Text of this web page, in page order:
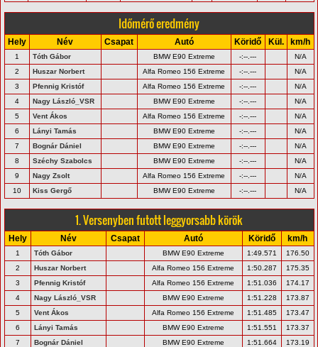
Időmérő eredmény
Hely Név Csapat Autó Köridő Kül. km/h
1 Tóth Gábor BMW E90 Extreme -:--.---
N/A
2
Huszar Norbert Alfa Romeo 156 Extreme -:--.---
N/A
3
Pfennig Kristóf Alfa Romeo 156 Extreme -:--.---
N/A
4
Nagy László_VSR BMW E90 Extreme -:--.---
N/A
5
Vent Ákos Alfa Romeo 156 Extreme -:--.---
N/A
6
Lányi Tamás BMW E90 Extreme -:--.---
N/A
7
Bognár Dániel BMW E90 Extreme -:--.---
N/A
8
Széchy Szabolcs BMW E90 Extreme -:--.---
N/A
9
Nagy Zsolt Alfa Romeo 156 Extreme -:--.---
N/A
10
Kiss Gergő BMW E90 Extreme -:--.--- N/A
1. Versenyben futott leggyorsabb körök
Hely Név Csapat Autó Köridő km/h
1 Tóth Gábor BMW E90 Extreme 1:49.571
176.50
2
Huszar Norbert Alfa Romeo 156 Extreme 1:50.287
175.35
3
Pfennig Kristóf Alfa Romeo 156 Extreme 1:51.036
174.17
4
Nagy László_VSR BMW E90 Extreme 1:51.228
173.87
5
Vent Ákos Alfa Romeo 156 Extreme 1:51.485
173.47
6
Lányi Tamás BMW E90 Extreme 1:51.551
173.37
7
Bognár Dániel BMW E90 Extreme 1:51.664
173.19